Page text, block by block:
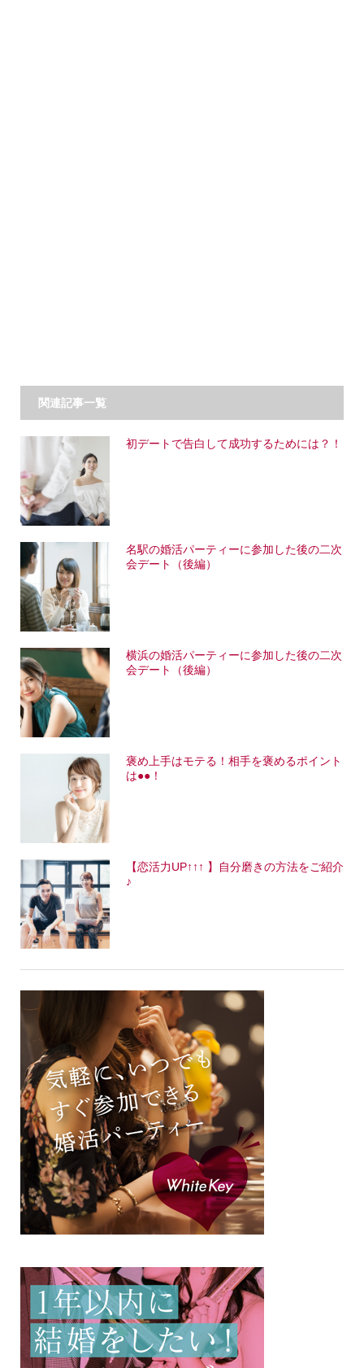
関連記事一覧
初デートで告白して成功するためには？！
名駅の婚活パーティーに参加した後の二次
会デート（後編）
横浜の婚活パーティーに参加した後の二次
会デート（後編）
褒め上手はモテる！相手を褒めるポイント
は●●！
【恋活力UP↑↑↑ 】自分磨きの方法をご紹介
♪